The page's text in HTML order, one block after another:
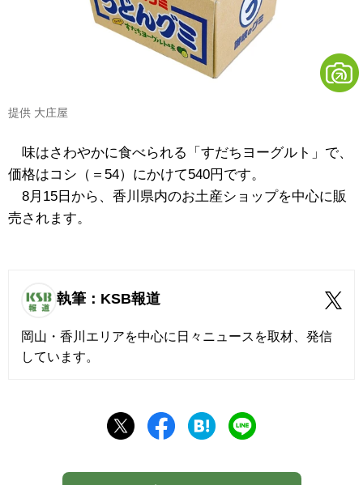
提供 大庄屋
味はさわやかに食べられる「すだちヨーグルト」で、
価格はコシ（＝54）にかけて540円です。
8月15日から、香川県内のお土産ショップを中心に販
売されます。
執筆：KSB報道
岡山・香川エリアを中心に日々ニュースを取材、発信
しています。